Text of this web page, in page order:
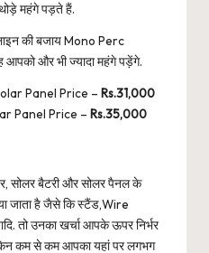
महंगे पड़ते हैं.
की बजाय Mono Perc
आपको और भी ज्यादा महंगे पड़ेंगे.
Panel Price – Rs.31,000
Panel Price – Rs.35,000
सोलर बैटरी और सोलर पैनल के
जाता है जैसे कि स्टैंड,Wire
तो उनका खर्चा आपके ऊपर निर्भर
कम से कम आपका यहां पर लगभग